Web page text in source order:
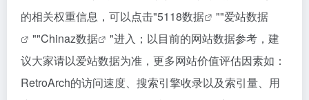
的相关权重信息，可以点击"5118数据 ""爱站数据
""Chinaz数据
"进入；以目前的网站数据参考，建
议大家请以爱站数据为准，更多网站价值评估因素如：
RetroArch的访问速度、搜索引擎收录以及索引量、用